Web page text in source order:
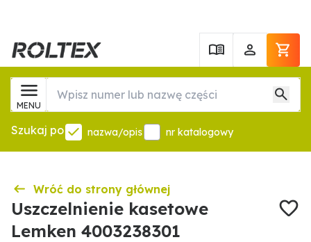
MENU
Szukaj po nazwa/opis nr katalogowy
Wróć do strony głównej
Uszczelnienie kasetowe
Lemken 4003238301